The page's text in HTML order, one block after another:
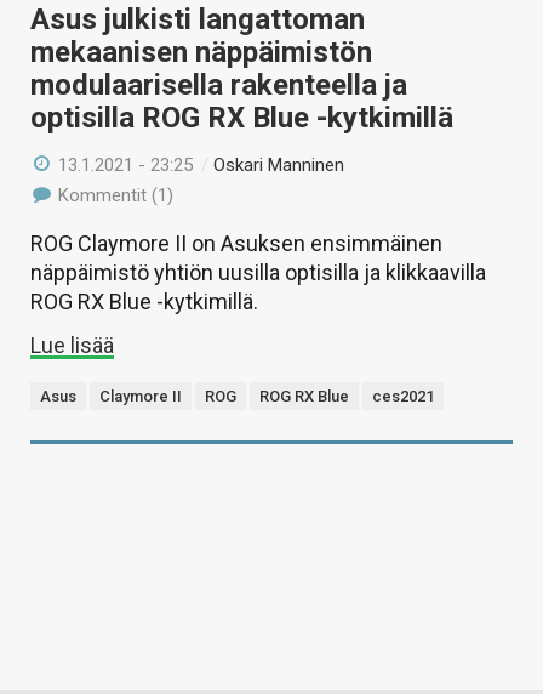
HAKU
Asus julkisti langattoman
mekaanisen näppäimistön
modulaarisella rakenteella ja
optisilla ROG RX Blue -kytkimillä
13.1.2021 - 23:25 /Oskari Manninen
Kommentit (1)
ROG Claymore II on Asuksen ensimmäinen
näppäimistö yhtiön uusilla optisilla ja klikkaavilla
ROG RX Blue -kytkimillä.
Lue lisää
Asus Claymore II ROG ROG RX Blue ces2021